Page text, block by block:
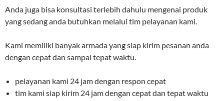
Anda juga bisa konsultasi terlebih dahulu mengenai produk
yang sedang anda butuhkan melalui tim pelayanan kami.
Kami memiliki banyak armada yang siap kirim pesanan anda
dengan cepat dan sampai tepat waktu.
pelayanan kami 24 jam dengan respon cepat
tim kami siap kirim 24 jam dengan cepat dan tepat waktu